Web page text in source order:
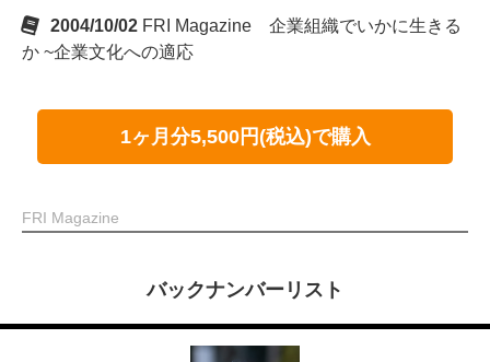
2004/10/02 FRI Magazine 企業組織でいかに生きる
か ~企業文化への適応
1ヶ月分5,500円(税込)で購入
FRI Magazine
バックナンバーリスト